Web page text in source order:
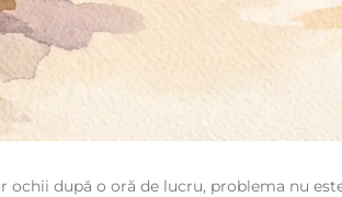
ochii după o oră de lucru, problema nu